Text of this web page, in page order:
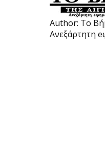
Author: Το
Ανεξάρτητη